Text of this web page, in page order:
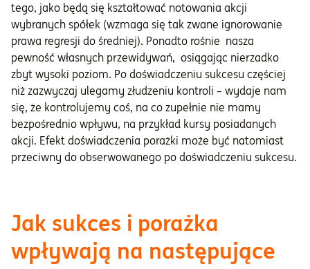
tego, jako będą się kształtować notowania akcji
wybranych spółek (wzmaga się tak zwane ignorowanie
prawa regresji do średniej). Ponadto rośnie nasza
pewność własnych przewidywań, osiągając nierzadko
zbyt wysoki poziom. Po doświadczeniu sukcesu częściej
niż zazwyczaj ulegamy złudzeniu kontroli – wydaje nam
się, że kontrolujemy coś, na co zupełnie nie mamy
bezpośrednio wpływu, na przykład kursy posiadanych
akcji. Efekt doświadczenia porażki może być natomiast
przeciwny do obserwowanego po doświadczeniu sukcesu.
Jak sukces i porażka
wpływają na następujące